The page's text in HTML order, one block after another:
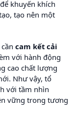
khuyến khích
tạo nên một
cam kết cải
với hành động
cao chất lượng
Như vậy, tổ
với tầm nhìn
vững trong tương